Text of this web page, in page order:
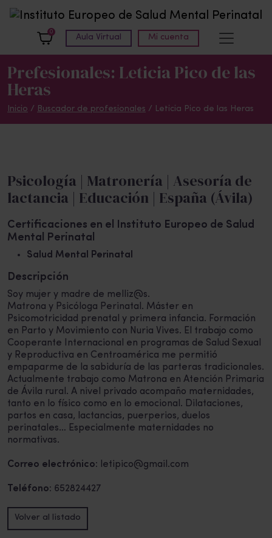
0
Aula Virtual Mi cuenta
Prefesionales: Leticia Pico de las
Heras
Inicio / Buscador de profesionales / Leticia Pico de las Heras
Psicología | Matronería | Asesoría de
lactancia | Educación | España (Ávila)
Certificaciones en el Instituto Europeo de Salud
Mental Perinatal
Salud Mental Perinatal
Descripción
Soy mujer y madre de melliz@s.
Matrona y Psicóloga Perinatal. Máster en
Psicomotricidad prenatal y primera infancia. Formación
en Parto y Movimiento con Nuria Vives. El trabajo como
Cooperante Internacional en programas de Salud Sexual
y Reproductiva en Centroamérica me permitió
empaparme de la sabiduría de las parteras tradicionales.
Actualmente trabajo como Matrona en Atención Primaria
de Ávila rural. A nivel privado acompaño maternidades,
tanto en lo físico como en lo emocional. Dilataciones,
partos en casa, lactancias, puerperios, duelos
perinatales… Especialmente maternidades no
normativas.
Correo electrónico: letipico@gmail.com
Teléfono: 652824427
Volver al listado